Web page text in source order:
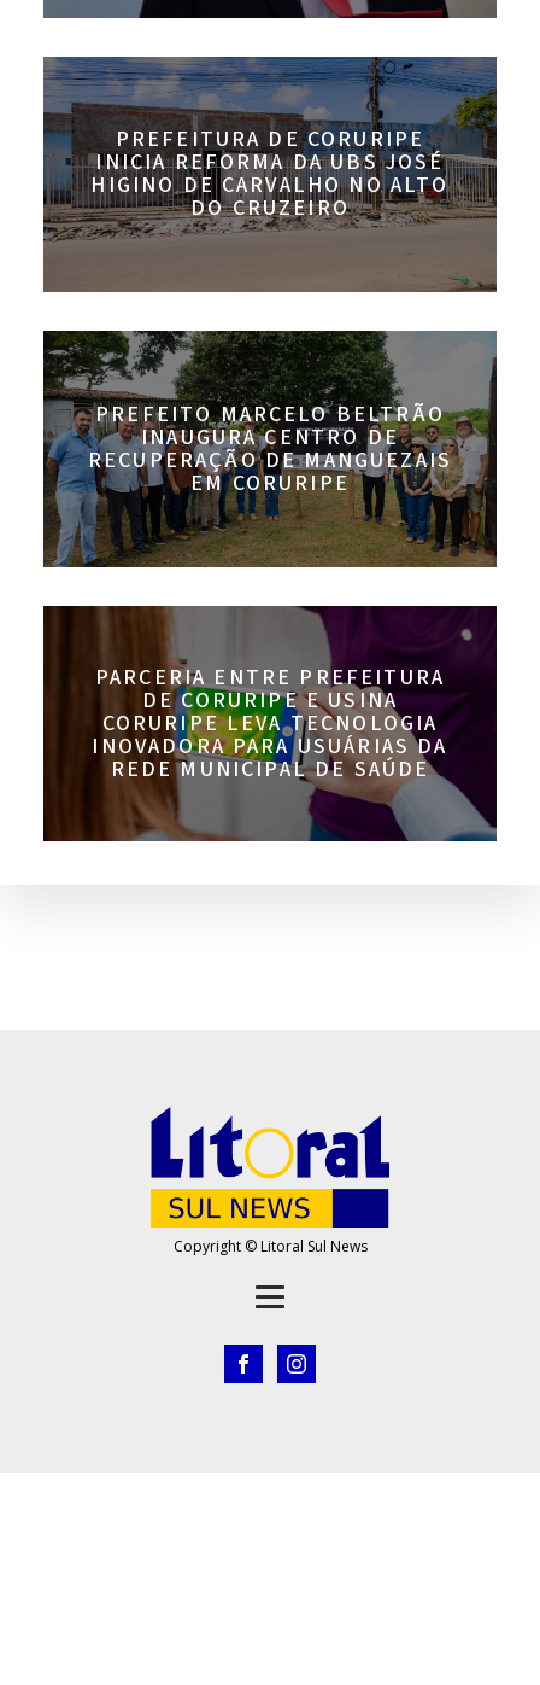
PREFEITURA DE CORURIPE
INICIA REFORMA DA UBS JOSÉ
HIGINO DE CARVALHO NO ALTO
DO CRUZEIRO
PREFEITO MARCELO BELTRÃO
INAUGURA CENTRO DE
RECUPERAÇÃO DE MANGUEZAIS
EM CORURIPE
PARCERIA ENTRE PREFEITURA
DE CORURIPE E USINA
CORURIPE LEVA TECNOLOGIA
INOVADORA PARA USUÁRIAS DA
REDE MUNICIPAL DE SAÚDE
Copyright © Litoral Sul News